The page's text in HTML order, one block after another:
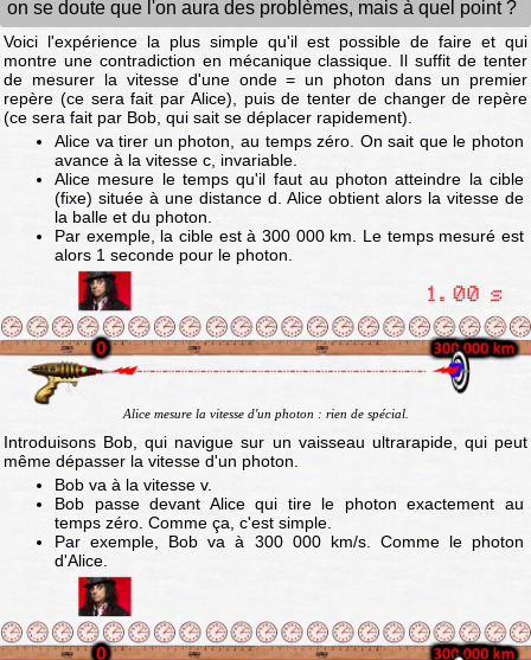
on se doute que l'on aura des problèmes, mais à quel point ?
Voici l'expérience la plus simple qu'il est possible de faire et qui
montre une contradiction en mécanique classique. Il suffit de tenter
de mesurer la vitesse d'une onde = un photon dans un premier
repère (ce sera fait par Alice), puis de tenter de changer de repère
(ce sera fait par Bob, qui sait se déplacer rapidement).
Alice va tirer un photon, au temps zéro. On sait que le photon
avance à la vitesse c, invariable.
Alice mesure le temps qu'il faut au photon atteindre la cible
(fixe) située à une distance d. Alice obtient alors la vitesse de
la balle et du photon.
Par exemple, la cible est à 300 000 km. Le temps mesuré est
alors 1 seconde pour le photon.
Alice mesure la vitesse d'un photon : rien de spécial.
Introduisons Bob, qui navigue sur un vaisseau ultrarapide, qui peut
même dépasser la vitesse d'un photon.
Bob va à la vitesse v.
Bob passe devant Alice qui tire le photon exactement au
temps zéro. Comme ça, c'est simple.
Par exemple, Bob va à 300 000 km/s. Comme le photon
d'Alice.